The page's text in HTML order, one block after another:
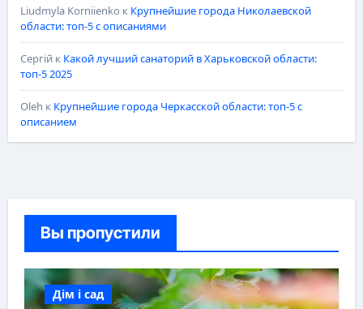
Liudmyla Korniienko к Крупнейшие города Николаевской
области: топ-5 с описаниями
Сергійк Какой лучший санаторий в Харьковской области:
топ-5 2025
Oleh к Крупнейшие города Черкасской области: топ-5 с
описанием
Вы пропустили
Дім і сад